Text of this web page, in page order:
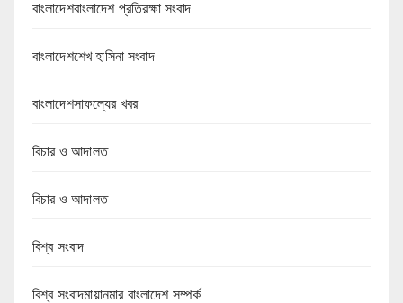
বাংলাদেশবাংলাদেশ প্রতিরক্ষা সংবাদ
বাংলাদেশশেখ হাসিনা সংবাদ
বাংলাদেশসাফল্যের খবর
বিচার ও আদালত
বিচার ও আদালত
বিশ্ব সংবাদ
বিশ্ব সংবাদমায়ানমার বাংলাদেশ সম্পর্ক